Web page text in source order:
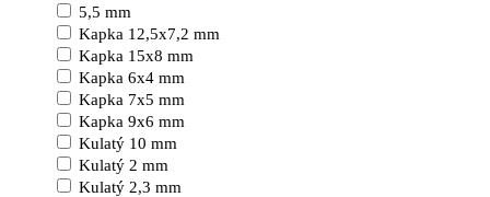
5,5 mm
Kapka 12,5x7,2 mm
Kapka 15x8 mm
Kapka 6x4 mm
Kapka 7x5 mm
Kapka 9x6 mm
Kulatý 10 mm
Kulatý 2 mm
Kulatý 2,3 mm